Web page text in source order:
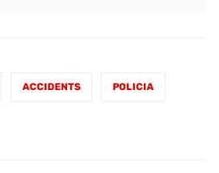
ACCIDENTS POLICIA